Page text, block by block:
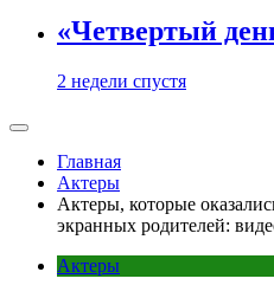
«Четвертый
2 недели спустя
Главная
Актеры
Актеры, которые
экранных родителей:
Актеры